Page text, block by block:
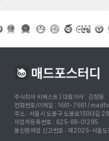
주식회사 비베스트 | 대표이사 : 김정동
전화번호/이메일 : 1661-7661 /
주소 : 서울시 도봉구 도봉로150다길
사업자등록번호 : 625-88-01295
통신판매업 신고번호 : 제2025-서울